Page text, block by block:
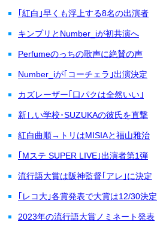
｢紅白｣早くも浮上する8名の出演者
キンプリとNumber_iが初共演へ
Perfumeのっちの歌声に絶賛の声
Number_iが｢コーチェラ｣出演決定
カズレーザー｢口パクは全然いい｣
新しい学校･SUZUKAの彼氏を直撃
紅白曲順→トリはMISIAと福山雅治
｢Mステ SUPER LIVE｣出演者第1弾
流行語大賞は阪神監督｢アレ｣に決定
｢レコ大｣各賞発表で大賞は12/30決定
2023年の流行語大賞ノミネート発表